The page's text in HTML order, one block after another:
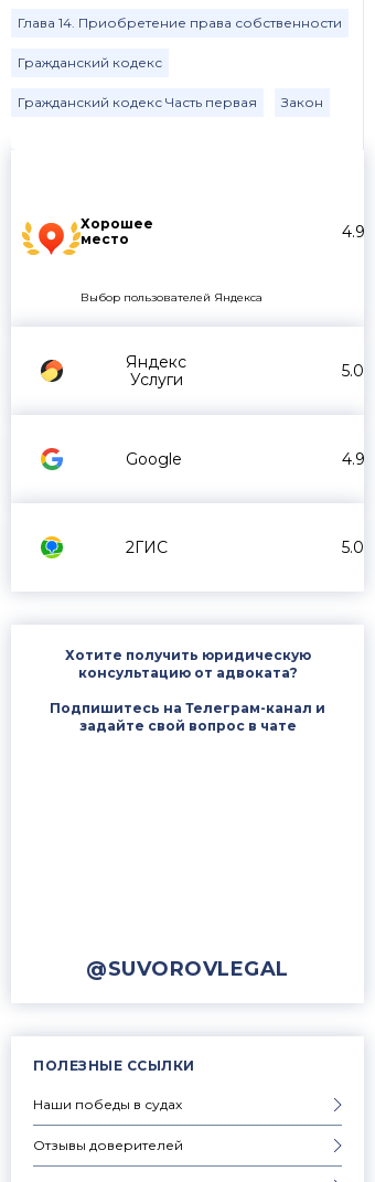
Хорошее
место
4.9
Выбор пользователей Яндекса
Яндекс
Услуги
5.0
Google 4.9
2ГИС 5.0
Хотите получить юридическую
консультацию от адвоката?
Подпишитесь на Телеграм-канал и
задайте свой вопрос в чате
@SUVOROVLEGAL
ПОЛЕЗНЫЕ ССЫЛКИ
Наши победы в судах
Отзывы доверителей
Глава 14. Приобретение права собственности
Гражданский кодекс
Гражданский кодекс Часть первая Закон